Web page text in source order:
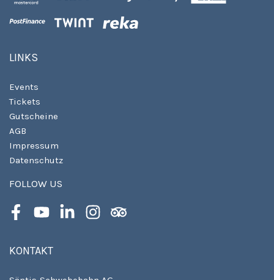
LINKS
Events
Tickets
Gutscheine
AGB
Impressum
Datenschutz
FOLLOW US
FacebookYoutubeLinkedInInstagramTripadvisor
KONTAKT